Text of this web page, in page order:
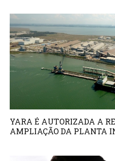
YARA É AUTORIZADA A
AMPLIAÇÃO DA PLANTA